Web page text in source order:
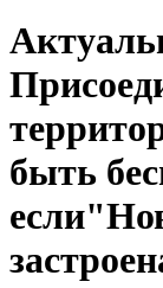
быть